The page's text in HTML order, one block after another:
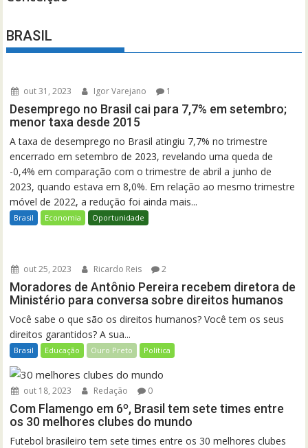
BRASIL
out 31, 2023 Igor Varejano 1
Desemprego no Brasil cai para 7,7% em setembro;
menor taxa desde 2015
A taxa de desemprego no Brasil atingiu 7,7% no trimestre
encerrado em setembro de 2023, revelando uma queda de
-0,4% em comparação com o trimestre de abril a junho de
2023, quando estava em 8,0%. Em relação ao mesmo trimestre
móvel de 2022, a redução foi ainda mais...
Brasil Economia Oportunidade
out 25, 2023 Ricardo Reis 2
Moradores de Antônio Pereira recebem diretora de
Ministério para conversa sobre direitos humanos
Você sabe o que são os direitos humanos? Você tem os seus
direitos garantidos? A sua...
Brasil Educação Ouro Preto Política
out 18, 2023 Redação 0
Com Flamengo em 6º, Brasil tem sete times entre
os 30 melhores clubes do mundo
Futebol brasileiro tem sete times entre os 30 melhores clubes